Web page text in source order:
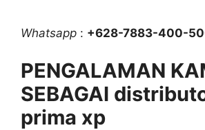
Whatsapp : +628-7883-400-
PENGALAMAN
SEBAGAI
prima xp